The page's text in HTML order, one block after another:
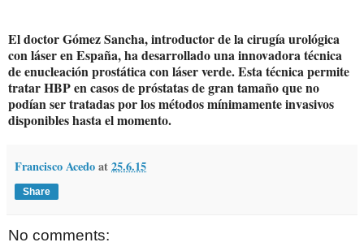
El doctor Gómez Sancha, introductor de la cirugía urológica
con láser en España, ha desarrollado una innovadora técnica
de enucleación prostática con láser verde. Esta técnica permite
tratar HBP en casos de próstatas de gran tamaño que no
podían ser tratadas por los métodos mínimamente invasivos
disponibles hasta el momento.
Francisco Acedoat25.6.15
Share
No comments: